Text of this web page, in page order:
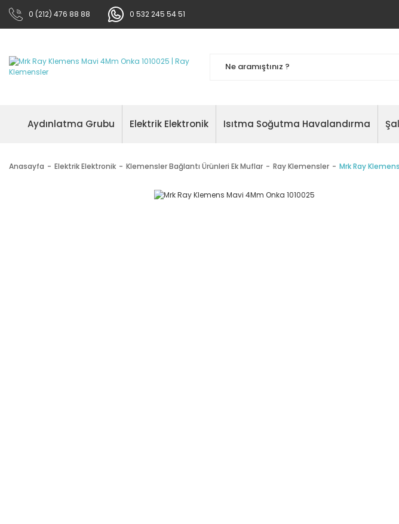
0 (212) 476 88 88 0 532 245 54 51
Aydınlatma Grubu Elektrik Elektronik Isıtma Soğutma Havalandırma
Anasayfa Elektrik Elektronik Klemensler Bağlantı Ürünleri Ek Muflar Ray Klemensler Mrk Ray